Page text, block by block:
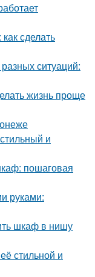
сделать
ситуаций:
жизнь проще
и
пошаговая
руками:
шкаф в нишу
стильной и